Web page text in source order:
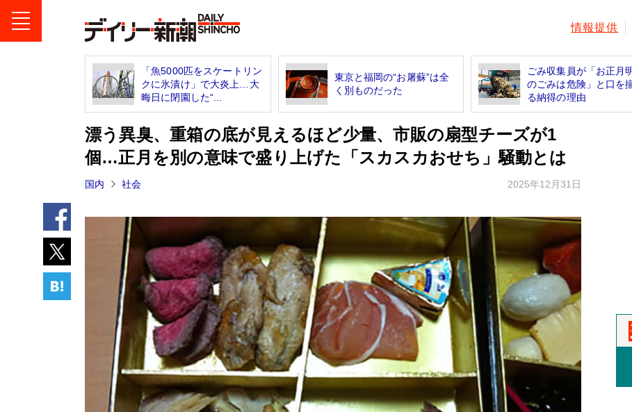
情報提供
「魚5000匹をスケートリン
クに氷漬け」で大炎上…大
晦日に閉園した“...
東京と福岡の“お屠蘇”は全
く別ものだった
ごみ収集員が「お正月
のごみは危険」と口を
る納得の理由
漂う異臭、重箱の底が見えるほど少量、市販の扇型チーズが1
個…正月を別の意味で盛り上げた「スカスカおせち」騒動とは
国内 社会 2025年12月31日